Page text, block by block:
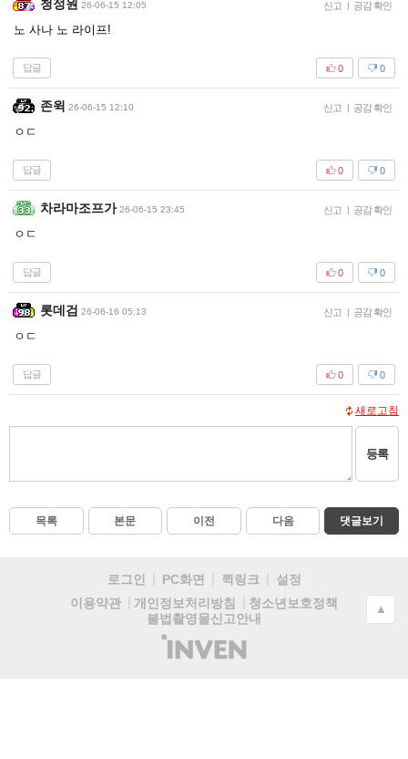
청정원 26-06-15 12:05 신고 | 공감 확인
노 사나 노 라이프!
답글 0
0
존윅 26-06-15 12:10 신고 | 공감 확인
ㅇㄷ
답글 0
0
차라마조프가 26-06-15 23:45 신고 | 공감 확인
ㅇㄷ
답글 0
0
롯데검 26-06-16 05:13 신고 | 공감 확인
ㅇㄷ
답글 0
0
새로고침
등록
목록 본문 이전 다음 댓글보기
로그인 PC화면 퀵링크
설정
이용약관
개인정보처리방침
청소년보호정책
불법촬영물신고안내
(주)
인
▲